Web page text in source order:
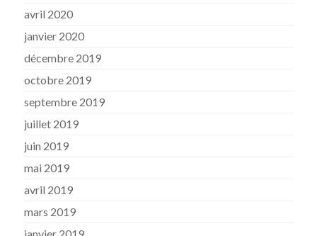
avril 2020
janvier 2020
décembre 2019
octobre 2019
septembre 2019
juillet 2019
juin 2019
mai 2019
avril 2019
mars 2019